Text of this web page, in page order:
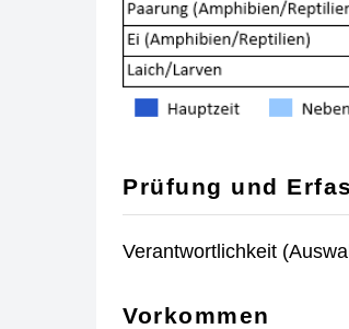
Prüfung und
Verantwortlichkeit
Vorkommen